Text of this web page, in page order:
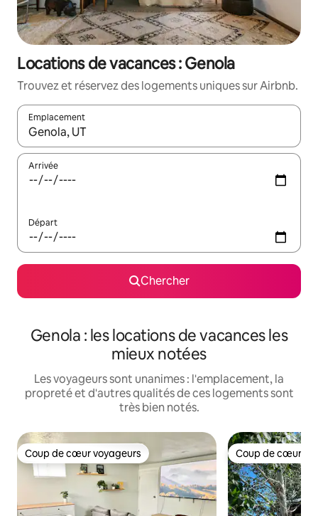
Locations de vacances : Genola
Trouvez et réservez des logements uniques sur Airbnb.
Emplacement
Quand les résultats sont affichés, parcourez-les en utilisant
Arrivée
Départ
Chercher
Genola : les locations de vacances les
mieux notées
Les voyageurs sont unanimes : l'emplacement, la
propreté et d'autres qualités de ces logements sont
très bien notés.
Coup de cœur voyageurs
Coup de cœur voyageurs Coup de cœur
Coup de cœur